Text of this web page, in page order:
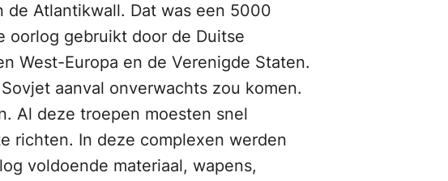
de Atlantikwall. Dat was een 5000
oorlog gebruikt door de Duitse
West-Europa en de Verenigde Staten.
aanval onverwachts zou komen.
Al deze troepen moesten snel
richten. In deze complexen werden
voldoende materiaal, wapens,